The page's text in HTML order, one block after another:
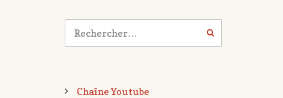
Chaîne Youtube